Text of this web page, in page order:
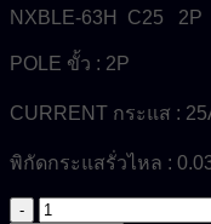
NXBLE-63H C25
POLE ขั้ว : 2P
CURRENT กระแส :
พิกัดกระแสรั่วไหล :
จำนวน